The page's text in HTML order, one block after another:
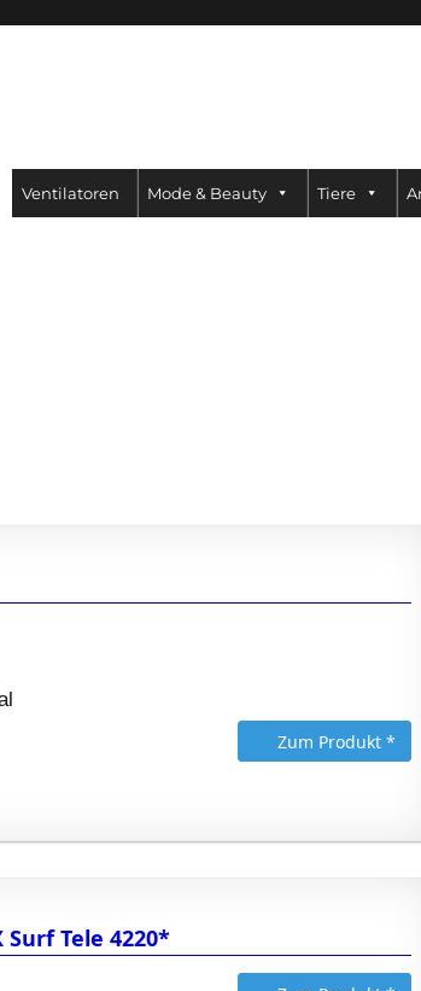
Ventilatoren Mode & Beauty Tiere
Zum Produkt *
Tele 4220*